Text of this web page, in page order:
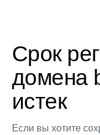
Срок
домена
истек
Если вы хотите